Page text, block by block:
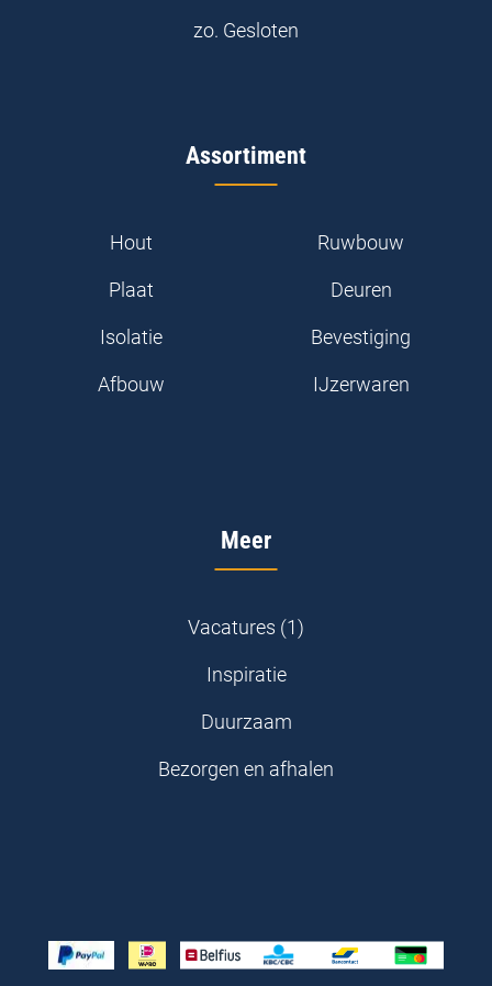
zo. Gesloten
Assortiment
Hout
Plaat
Isolatie
Afbouw
Ruwbouw
Deuren
Bevestiging
IJzerwaren
Meer
Vacatures (1)
Inspiratie
Duurzaam
Bezorgen en afhalen